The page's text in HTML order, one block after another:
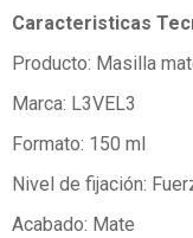
Caracteristicas
Producto: Masilla
Marca: L3VEL3
Formato: 150 ml
Nivel de fijación:
Acabado: Mate